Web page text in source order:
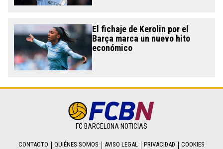
El fichaje de Kerolin por el
Barça marca un nuevo hito
económico
FC BARCELONA NOTICIAS
CONTACTO QUIÉNES SOMOS AVISO LEGAL PRIVACIDAD COOKIES